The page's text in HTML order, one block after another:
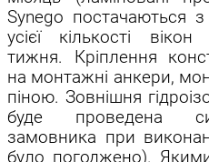
Synego постачаються
усієї кількості
тижня. Кріплення
на монтажні анкери,
піною. Зовнішня
буде проведена
замовника при
було погоджено).